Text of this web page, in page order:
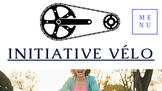
​INITIATIVE VÉLO
ME
NU